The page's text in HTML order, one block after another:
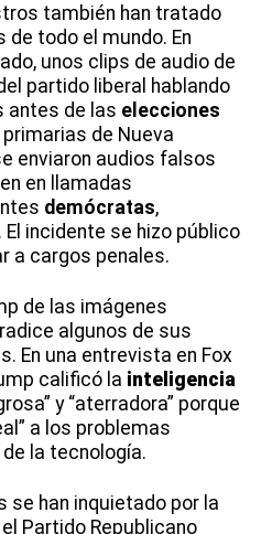
también han tratado
de todo el mundo. En
unos clips de audio de
partido liberal hablando
antes de las elecciones
de Nueva
enviaron audios falsos
en llamadas
demócratas,
incidente se hizo público
a cargos penales.
de las imágenes
algunos de sus
En una entrevista en Fox
calificó la inteligencia
y “aterradora” porque
a los problemas
la tecnología.
se han inquietado por la
Partido Republicano